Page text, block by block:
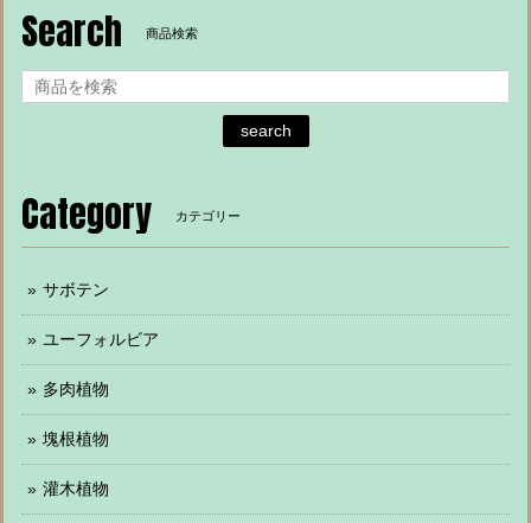
Search 商品検索
search
Category カテゴリー
サボテン
ユーフォルビア
多肉植物
塊根植物
灌木植物